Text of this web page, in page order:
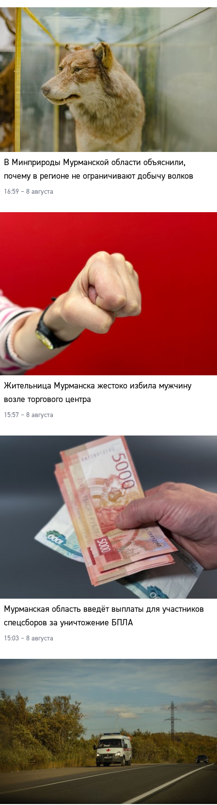
В Минприроды Мурманской области объяснили,
почему в регионе не ограничивают добычу волков
16:59 – 8 августа
Жительница Мурманска жестоко избила мужчину
возле торгового центра
15:57 – 8 августа
Мурманская область введёт выплаты для участников
спецсборов за уничтожение БПЛА
15:03 – 8 августа